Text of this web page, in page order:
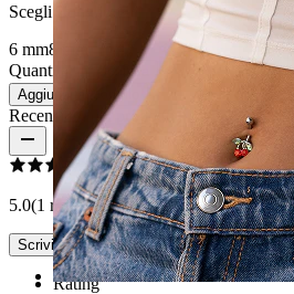
Scegli Lunghezza
6 mm8 mm
Quantità: 1
Modifica
Aggiungi al carrello
Recensioni del prodotto
5.0(1 recensioni)
Scrivi una recensione
Rating